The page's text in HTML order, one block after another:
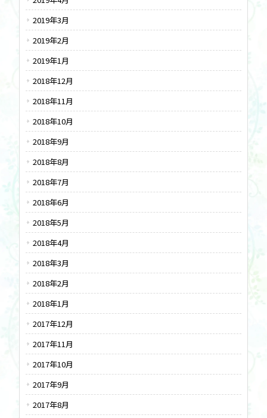
2019年3月
2019年2月
2019年1月
2018年12月
2018年11月
2018年10月
2018年9月
2018年8月
2018年7月
2018年6月
2018年5月
2018年4月
2018年3月
2018年2月
2018年1月
2017年12月
2017年11月
2017年10月
2017年9月
2017年8月